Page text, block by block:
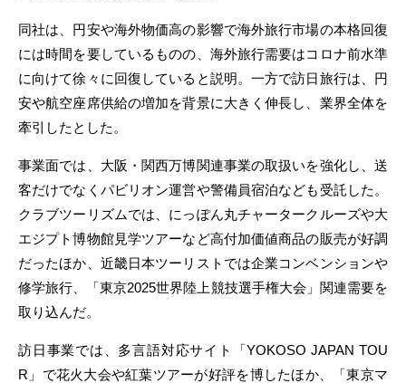
同社は、円安や海外物価高の影響で海外旅行市場の本格回復
には時間を要しているものの、海外旅行需要はコロナ前水準
に向けて徐々に回復していると説明。一方で訪日旅行は、円
安や航空座席供給の増加を背景に大きく伸長し、業界全体を
牽引したとした。
事業面では、大阪・関西万博関連事業の取扱いを強化し、送
客だけでなくパビリオン運営や警備員宿泊なども受託した。
クラブツーリズムでは、にっぽん丸チャータークルーズや大
エジプト博物館見学ツアーなど高付加価値商品の販売が好調
だったほか、近畿日本ツーリストでは企業コンベンションや
修学旅行、「東京2025世界陸上競技選手権大会」関連需要を
取り込んだ。
訪日事業では、多言語対応サイト「YOKOSO JAPAN TOU
R」で花火大会や紅葉ツアーが好評を博したほか、「東京マ